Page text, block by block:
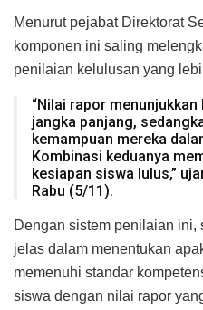
Menurut pejabat Direktorat
komponen ini saling
penilaian kelulusan yang
“Nilai rapor
jangka panjang,
kemampuan mereka
Kombinasi keduanya
kesiapan siswa lulus,”
Rabu (5/11).
Dengan sistem penilaian
jelas dalam menentukan
memenuhi standar
siswa dengan nilai rapor